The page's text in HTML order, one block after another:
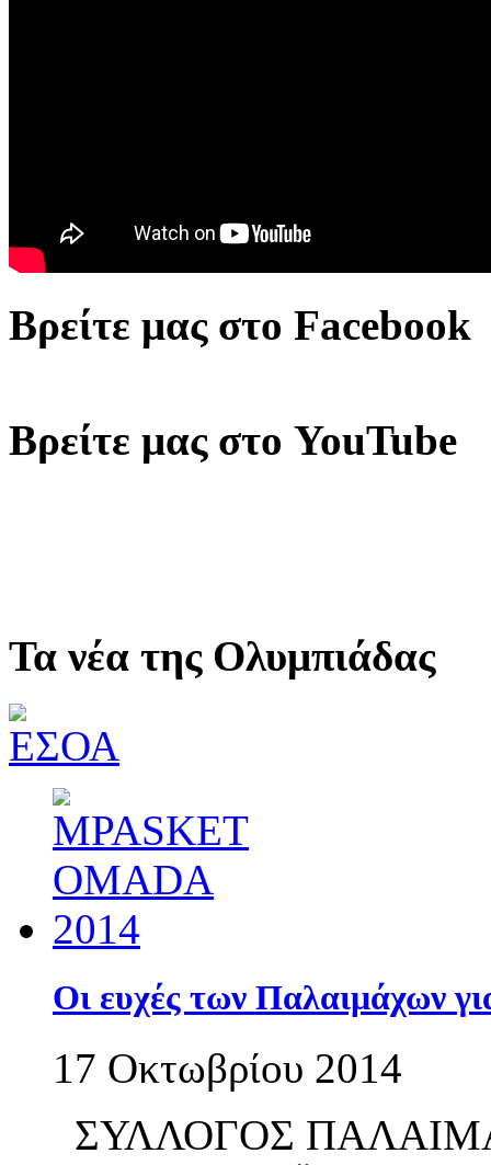
Βρείτε μας στο Facebook
Βρείτε μας στο YouTube
Τα νέα της Ολυμπιάδας
Οι ευχές των Παλαιμάχων
17 Οκτωβρίου 2014
ΣΥΛΛΟΓΟΣ